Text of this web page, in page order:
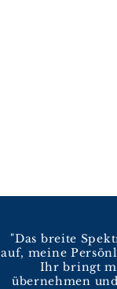
"Das breite
auf, meine
Ihr bringt
übernehmen